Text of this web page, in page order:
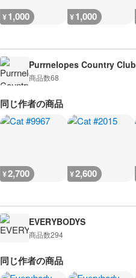
¥1,000 ¥1,000
Purrnelopes Country Club
商品数68
同じ作者の商品
¥2,700 ¥2,600
EVERYBODYS
商品数294
同じ作者の商品